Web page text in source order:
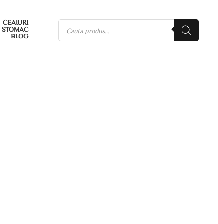
CEAIURI
STOMAC
BLOG